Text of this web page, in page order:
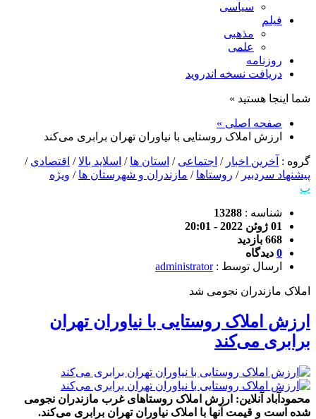
سیاسی
فیلم
مذهبی
علمی
روزنامه
دریافت نسخه اندروید
شما اینجا هستید »
صفحه اصلی »
ارزش املاک روستایی ‌با نیاوران تهران برابری می‌کند
گروه : آخرین اخبار / اجتماعی / استان ها / اسلاید بالا/ اقتصادی /
پیشنهاد سردبیر / روستاها / مازندران و شهرستان ها / ویژه
پ
شناسه : 13288
01 ژوئن 2022 - 20:01
668 بازدید
0 دیدگاه
ارسال توسط :administrator
املاک مازندران نجومی شد
ارزش املاک روستایی ‌با نیاوران تهران
برابری می‌کند
محمودآباد آنلاین: ارزش املاک روستاهای غرب مازندران نجومی
شده است و قیمت آنها با املاک نیاوران تهران برابری می‌کند.